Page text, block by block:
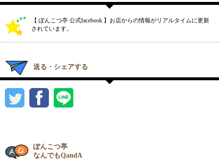
【 ぽんこつ亭 公式facebook 】お店からの情報がリアルタイムに更新
されています。
送る・シェアする
ぽんこつ亭
なんでもQandA